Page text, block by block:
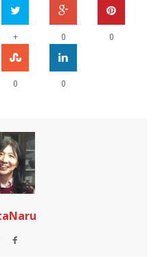
+ 0 0
0 0